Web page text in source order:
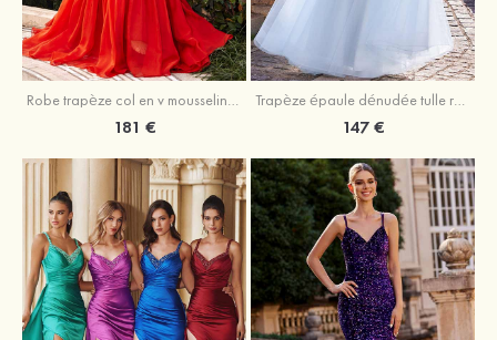
Robe trapèze col en v mousseline ras du sol robe de bal
181 €
Trapèze épaule dénudée tulle ras du sol robe de bal
147 €